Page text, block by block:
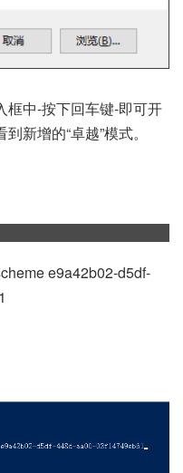
框中-按下回车键-即可开
新增的“卓越”模式。
e9a42b02-d5df-